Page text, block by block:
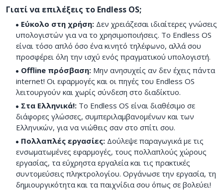
Γιατί να επιλέξεις το Endless OS;
Εύκολο στη χρήση: Δεν χρειάζεσαι ιδιαίτερες γνώσεις
υπολογιστών για να το χρησιμοποιήσεις. Το Endless OS
είναι τόσο απλό όσο ένα κινητό τηλέφωνο, αλλά σου
προσφέρει όλη την ισχύ ενός πραγματικού υπολογιστή.
Offline πρόσβαση: Μην ανησυχείς αν δεν έχεις πάντα
internet! Οι εφαρμογές και οι πηγές του Endless OS
λειτουργούν και χωρίς σύνδεση στο διαδίκτυο.
Στα Ελληνικά!: Το Endless OS είναι διαθέσιμο σε
διάφορες γλώσσες, συμπεριλαμβανομένων και των
Ελληνικών, για να νιώθεις σαν στο σπίτι σου.
Πολλαπλές εργασίες: Δούλεψε παραγωγικά με τις
ενσωματωμένες εφαρμογές, τους πολλαπλούς χώρους
εργασίας, τα εύχρηστα εργαλεία και τις πρακτικές
συντομεύσεις πληκτρολογίου. Οργάνωσε την εργασία, τη
δημιουργικότητα και τα παιχνίδια σου όπως σε βολεύει!